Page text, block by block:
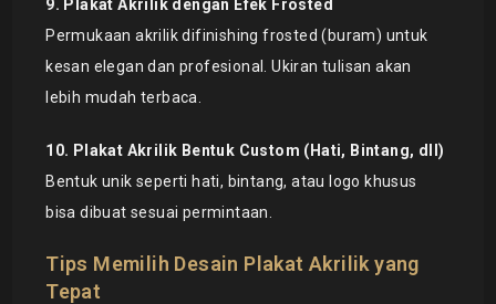
9. Plakat Akrilik dengan Efek Frosted
Permukaan akrilik difinishing frosted (buram) untuk
kesan elegan dan profesional. Ukiran tulisan akan
lebih mudah terbaca.
10. Plakat Akrilik Bentuk Custom (Hati, Bintang, dll)
Bentuk unik seperti hati, bintang, atau logo khusus
bisa dibuat sesuai permintaan.
Tips Memilih Desain Plakat Akrilik yang
Tepat